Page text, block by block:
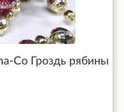
Co Гроздь рябины